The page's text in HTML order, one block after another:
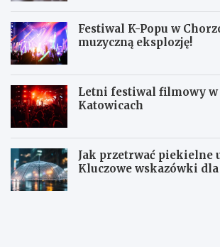
Festiwal K-Popu w
muzyczną eksplozję!
Letni festiwal filmowy w
Katowicach
Jak przetrwać piekielne
Kluczowe wskazówki
L
F